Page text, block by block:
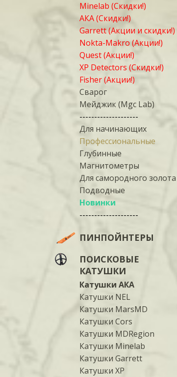
Minelab (Скидки!)
АКА (Скидки!)
Garrett (Акции и скидки!)
Nokta-Makro (Акции!)
Quest (Акции!)
XP Detectors (Скидки!)
Fisher (Акции!)
Сварог
Мейджик (Mgc Lab)
--------------------
Для начинающих
Профессиональные
Глубинные
Магнитометры
Для самородного золота
Подводные
Новинки
--------------------
ПИНПОЙНТЕРЫ
ПОИСКОВЫЕ
КАТУШКИ
Катушки АКА
Катушки NEL
Катушки MarsMD
Катушки Cors
Катушки MDRegion
Катушки Minelab
Катушки Garrett
Катушки XP
69999 ₽
63999 ₽
Металлоискатель
Minelab X-Terra Elite
Expedition Pack